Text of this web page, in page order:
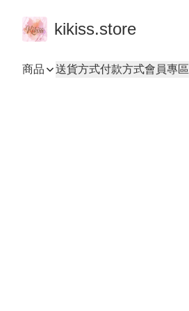
kikiss.store
商品 送貨方式付款方式會員專區